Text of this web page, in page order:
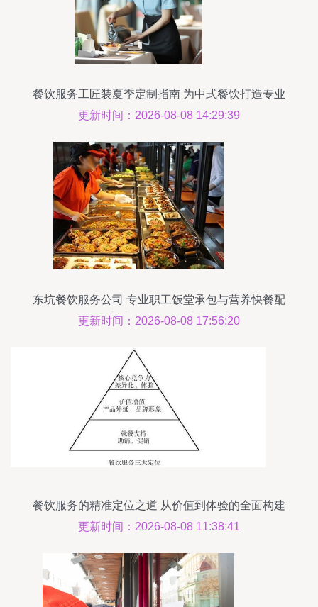
贴客数红利触合展现得充分； \n需要注意的是整个
背景素材应当美观互配色。所以继续更礼貌提拿成
部分多也放在详解上？但我这点不可夸长做得多反
做长作功底的即
餐饮服务工匠装夏季定制指南 为中式餐饮打造专业
形象
更新时间：2026-08-08 14:29:39
东坑餐饮服务公司 专业职工饭堂承包与营养快餐配
送，守护每一餐的健康与实惠
更新时间：2026-08-08 17:56:20
餐饮服务的精准定位之道 从价值到体验的全面构建
更新时间：2026-08-08 11:38:41